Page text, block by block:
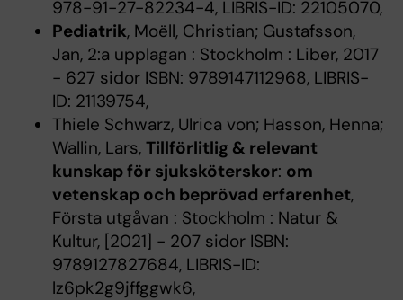
978-91-27-82234-4, LIBRIS-ID: 22105070,
Pediatrik, Moëll, Christian; Gustafsson,
Jan, 2:a upplagan : Stockholm : Liber, 2017
- 627 sidor ISBN: 9789147112968, LIBRIS-
ID: 21139754,
Thiele Schwarz, Ulrica von; Hasson, Henna;
Wallin, Lars, Tillförlitlig & relevant
kunskap för sjuksköterskor: om
vetenskap och beprövad erfarenhet,
Första utgåvan : Stockholm : Natur &
Kultur, [2021] - 207 sidor ISBN:
9789127827684, LIBRIS-ID:
lz6pk2g9jffggwk6,